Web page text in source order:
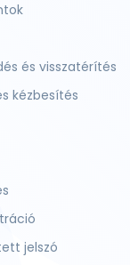
és visszatérítés
kézbesítés
jelszó